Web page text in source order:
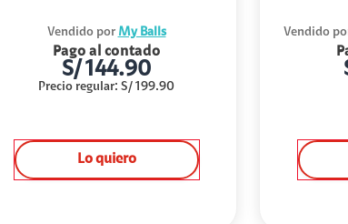
Vendido por My Balls
Pago al contado
S/144.90
Precio regular: S/ 199.90
Lo quiero
Vendido